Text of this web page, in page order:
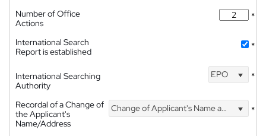
Number of Office
Actions
*
International Search
Report is established
*
International Searching
Authority
EPO *
Recordal of a Change of
the Applicant's
Name/Address
Change of Applicant's Name and Address *